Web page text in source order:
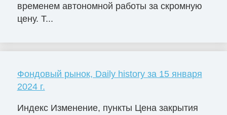
временем автономной работы за скромную
цену. Т...
Фондовый рынок, Daily history за 15 января
2024 г.
Индекс Изменение, пункты Цена закрытия